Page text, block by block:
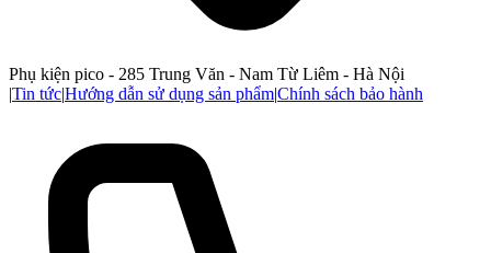
Phụ kiện pico - 285 Trung Văn - Nam Từ Liêm - Hà Nội
|Tin tức|Hướng dẫn sử dụng sản phẩm|Chính sách bảo hành